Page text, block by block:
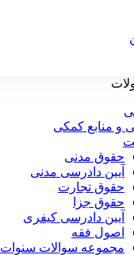
و منابع کمکی
حقوق مدنی
آیین دادرسی مدنی
حقوق تجارت
حقوق جزا
آیین دادرسی کیفری
اصول فقه
مجموعه سوالات سنوات